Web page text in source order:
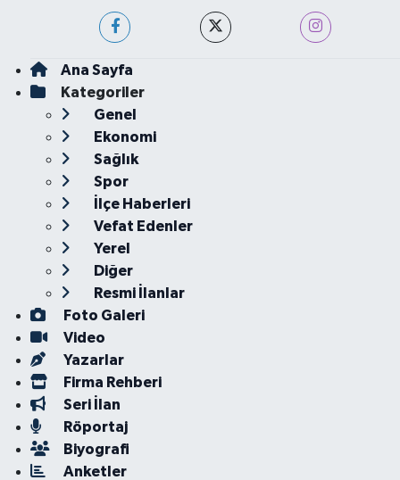
Ana Sayfa
Kategoriler
Genel
Ekonomi
Sağlık
Spor
İlçe Haberleri
Vefat Edenler
Yerel
Diğer
Resmi İlanlar
Foto Galeri
Video
Yazarlar
Firma Rehberi
Seri İlan
Röportaj
Biyografi
Anketler